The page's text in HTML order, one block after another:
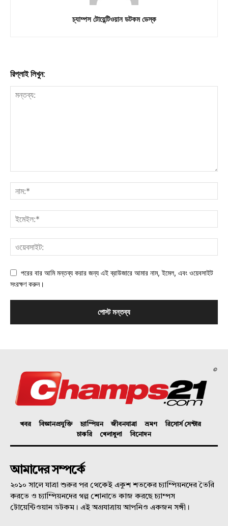
চ্যাম্পস টোয়েন্টিওয়ান ডটকম ডেস্ক
রিপ্লাই লিখুন:
পরের বার আমি মন্তব্য করার জন্য এই ব্রাউজারে আমার নাম, ইমেল, এবং ওয়েবসাইট
সংরক্ষণ করুন।
©
খবর বিজ্ঞানপ্রযুক্তি চ্যাম্পিয়ন জীবনযাত্রা ভ্রমণ
রিসোর্স সেন্টার
চাকরি
খেলাধুলা বিনোদন
আমাদের সম্পর্কে
২০১০ সালে যাত্রা শুরুর পর থেকেই একুশ শতকের চ্যাম্পিয়নদের তৈরি
করতে ও চ্যাম্পিয়নদের গল্প শোনাতে কাজ করছে চ্যাম্পস
টোয়েন্টিওয়ান ডটকম। এই অগ্রযাত্রায় আপনিও একজন সঙ্গী।